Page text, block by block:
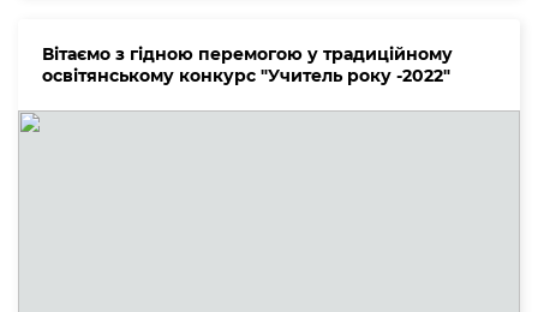
Вітаємо з гідною перемогою у традиційному
освітянському конкурс "Учитель року -2022"